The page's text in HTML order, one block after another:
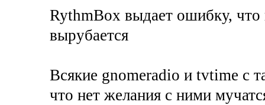
RythmBox выдает ошибку, что
вырубается
Всякие gnomeradio и tvtime с
что нет желания с ними